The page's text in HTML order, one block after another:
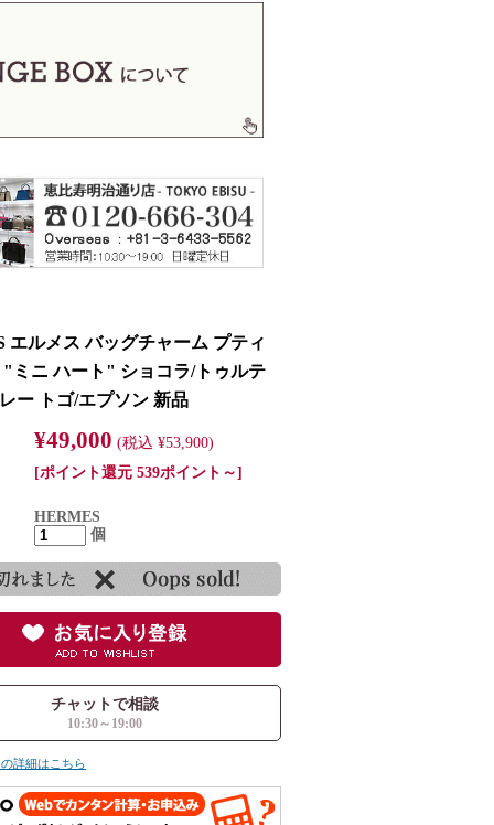
エルメス バッグチャーム プティ
"ミニ ハート" ショコラ/トゥルテ
ー トゴ/エプソン 新品
¥49,000 (税込 ¥53,900)
[ポイント還元 539ポイント～]
HERMES
個
チャットで相談
10:30～19:00
詳細はこちら